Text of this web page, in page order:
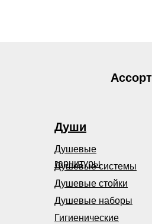
Души
Душевые
гарнитуры
Душевые системы
Гигиенические
Душевые стойки
Душевые наборы